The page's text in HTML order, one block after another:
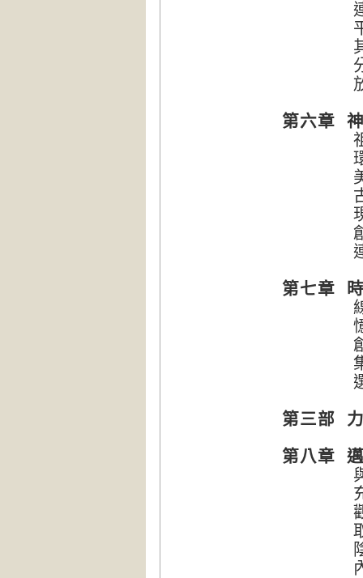
連結
平衡
其他
分裂
放
第六章
祖先
環境
美的
古代
現代
創建
連結
第七章
線性
憶
創傷
集體
選擇
第三部
第八章
與身
充滿
觀察
取回
陰影
內在